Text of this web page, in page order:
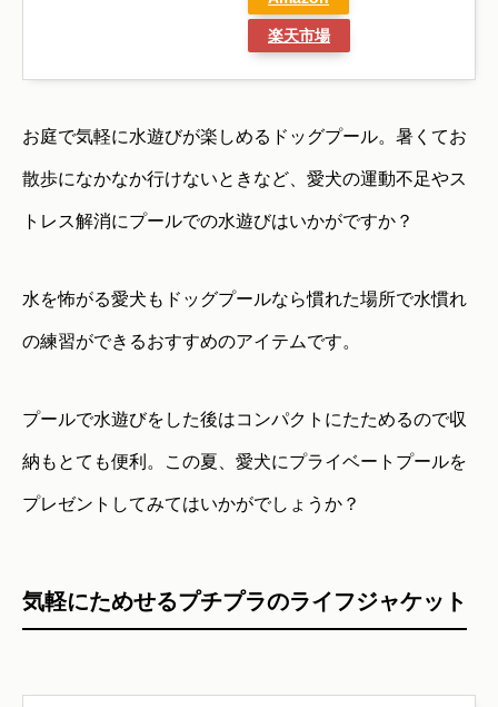
楽天市場
お庭で気軽に水遊びが楽しめるドッグプール。暑くてお
散歩になかなか行けないときなど、愛犬の運動不足やス
トレス解消にプールでの水遊びはいかがですか？
水を怖がる愛犬もドッグプールなら慣れた場所で水慣れ
の練習ができるおすすめのアイテムです。
プールで水遊びをした後はコンパクトにたためるので収
納もとても便利。この夏、愛犬にプライベートプールを
プレゼントしてみてはいかがでしょうか？
気軽にためせるプチプラのライフジャケット